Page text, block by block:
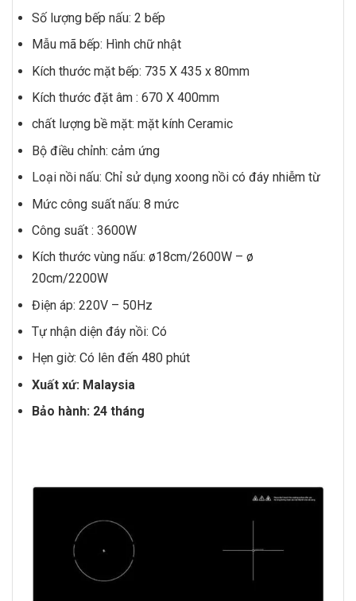
Số lượng bếp nấu: 2 bếp
Mẫu mã bếp: Hình chữ nhật
Kích thước mặt bếp: 735 X 435 x 80mm
Kích thước đặt âm : 670 X 400mm
chất lượng bề mặt: mặt kính Ceramic
Bộ điều chỉnh: cảm ứng
Loại nồi nấu: Chỉ sử dụng xoong nồi có đáy nhiễm từ
Mức công suất nấu: 8 mức
Công suất : 3600W
Kích thước vùng nấu: ø18cm/2600W – ø
20cm/2200W
Điện áp: 220V – 50Hz
Tự nhận diện đáy nồi: Có
Hẹn giờ: Có lên đến 480 phút
Xuất xứ: Malaysia
Bảo hành: 24 tháng